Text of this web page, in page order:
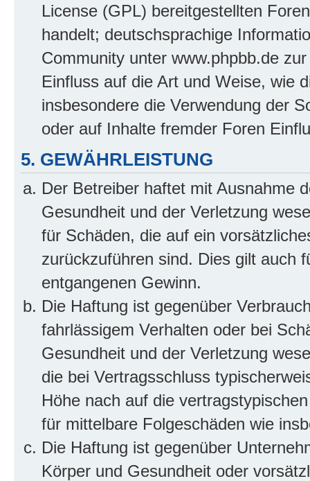
License (GPL) bereitgestellten
handelt; deutschsprachige
Community unter www.phpbb.de
Einfluss auf die Art und Weise, wie
insbesondere die Verwendung der
oder auf Inhalte fremder Foren
5. GEWÄHRLEISTUNG
Der Betreiber haftet mit Ausnahme
Gesundheit und der Verletzung
für Schäden, die auf ein
zurückzuführen sind. Dies gilt auch
entgangenen Gewinn.
Die Haftung ist gegenüber
fahrlässigem Verhalten oder bei
Gesundheit und der Verletzung
die bei Vertragsschluss
Höhe nach auf die
für mittelbare Folgeschäden wie
Die Haftung ist gegenüber
Körper und Gesundheit oder